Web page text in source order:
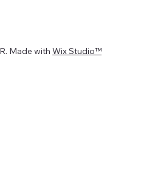
Made withWix Studio™